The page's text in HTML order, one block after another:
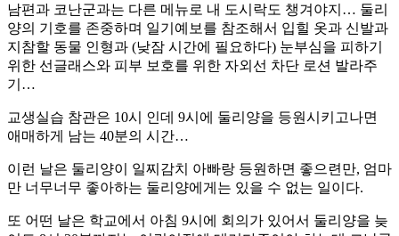
남편과 코난군과는 다른 메뉴로 내 도시락도 챙겨야지… 둘리
양의 기호를 존중하며 일기예보를 참조해서 입힐 옷과 신발과
지참할 동물 인형과 (낮잠 시간에 필요하다) 눈부심을 피하기
위한 선글래스와 피부 보호를 위한 자외선 차단 로션 발라주
기…
교생실습 참관은 10시 인데 9시에 둘리양을 등원시키고나면
애매하게 남는 40분의 시간…
이런 날은 둘리양이 일찌감치 아빠랑 등원하면 좋으련만, 엄마
만 너무너무 좋아하는 둘리양에게는 있을 수 없는 일이다.
또 어떤 날은 학교에서 아침 9시에 회의가 있어서 둘리양을 늦